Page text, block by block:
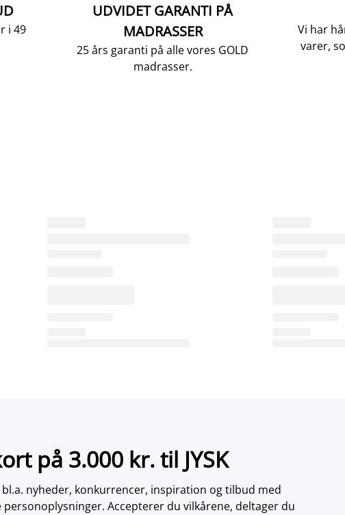
i 49
UDVIDET GARANTI PÅ
MADRASSER
25 års garanti på alle vores GOLD
madrasser.
Vi har
varer,
på 3.000 kr. til JYSK
bl.a. nyheder, konkurrencer, inspiration og tilbud med
Accepterer du vilkårene, deltager du